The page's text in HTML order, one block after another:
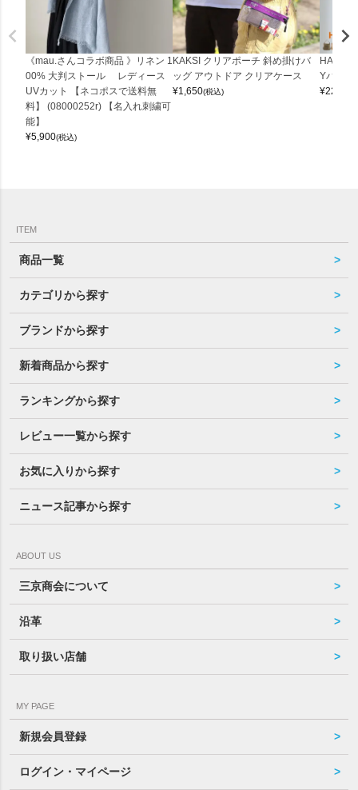
《mau.さんコラボ商品 》リネン 1
00% 大判ストール レディース
UVカット 【ネコポスで送料無
料】 (08000252r) 【名入れ刺繍可
能】
¥5,900(税込)
KAKSI クリアポーチ 斜め掛けバ
ッグ アウトドア クリアケース
¥1,650(税込)
Yバッグ
¥22,000
ITEM
商品一覧
カテゴリから探す
ブランドから探す
新着商品から探す
ランキングから探す
レビュー一覧から探す
お気に入りから探す
ニュース記事から探す
ABOUT US
三京商会について
沿革
取り扱い店舗
MY PAGE
新規会員登録
ログイン・マイページ